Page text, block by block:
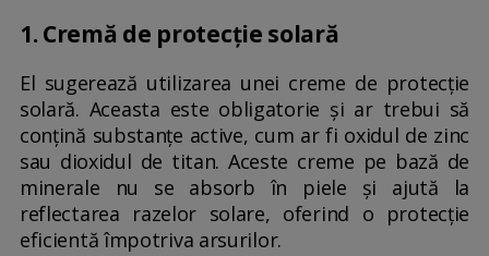
1. Cremă de protecție solară
El sugerează utilizarea unei creme de protecție
solară. Aceasta este obligatorie și ar trebui să
conțină substanțe active, cum ar fi oxidul de zinc
sau dioxidul de titan. Aceste creme pe bază de
minerale nu se absorb în piele și ajută la
reflectarea razelor solare, oferind o protecție
eficientă împotriva arsurilor.